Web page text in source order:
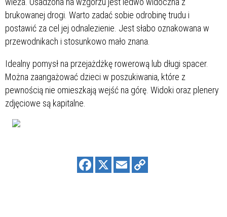
brukowanej drogi. Warto zadać sobie odrobinę trudu i
postawić za cel jej odnalezienie. Jest słabo oznakowana w
przewodnikach i stosunkowo mało znana.
Idealny pomysł na przejażdżkę rowerową lub długi spacer.
Można zaangażować dzieci w poszukiwania, które z
pewnością nie omieszkają wejść na górę. Widoki oraz plenery
zdjęciowe są kapitalne.